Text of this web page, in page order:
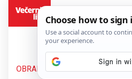
OBRANA EUROPSKE UNIJE